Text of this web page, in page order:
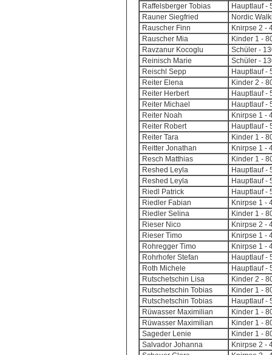
Raffelsberger Tobias
Hauptlauf -
Rauner Siegfried
Nordic
Rauscher Finn
Knirpse 2 -
Rauscher Mia
Kinder 1 -
Ravzanur Kocoglu
Schüler -
Reinisch Marie
Schüler -
Reischl Sepp
Hauptlauf -
Reiter Elena
Kinder 2 -
Reiter Herbert
Hauptlauf -
Reiter Michael
Hauptlauf -
Reiter Noah
Knirpse 1 -
Reiter Robert
Hauptlauf -
Reiter Tara
Kinder 1 -
Reitter Jonathan
Knirpse 1 -
Resch Matthias
Kinder 1 -
Reshed Leyla
Hauptlauf -
Reshed Leyla
Hauptlauf -
Riedl Patrick
Hauptlauf -
Riedler Fabian
Knirpse 1 -
Riedler Selina
Kinder 1 -
Rieser Nico
Knirpse 2 -
Rieser Timo
Knirpse 1 -
Rohregger Timo
Knirpse 1 -
Rohrhofer Stefan
Hauptlauf -
Roth Michele
Hauptlauf -
Rutschetschin Lisa
Kinder 2 -
Rutschetschin Tobias
Kinder 1 -
Rutschetschin Tobias
Hauptlauf -
Rüwasser Maximilian
Kinder 1 -
Rüwasser Maximilian
Kinder 1 -
Sageder Lenie
Kinder 1 -
Salvador Johanna
Knirpse 2 -